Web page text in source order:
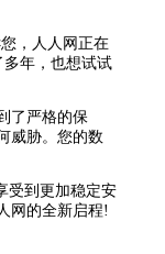
，人人网正在
多年，也想试试
了严格的保
威胁。您的数
受到更加稳定安
网的全新启程!